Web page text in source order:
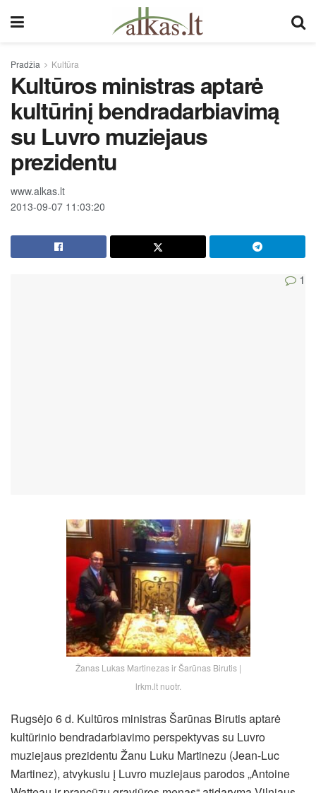
Pradžia Kultūra
Kultūros ministras aptarė
kultūrinį bendradarbiavimą
su Luvro muziejaus
prezidentu
www.alkas.lt
2013-09-07 11:03:20
1
Žanas Lukas Martinezas ir Šarūnas Birutis |
lrkm.lt nuotr.
Rugsėjo 6 d. Kultūros ministras Šarūnas Birutis aptarė
kultūrinio bendradarbiavimo perspektyvas su Luvro
muziejaus prezidentu Žanu Luku Martinezu (Jean-Luc
Martinez), atvykusiu į Luvro muziejaus parodos „Antoine